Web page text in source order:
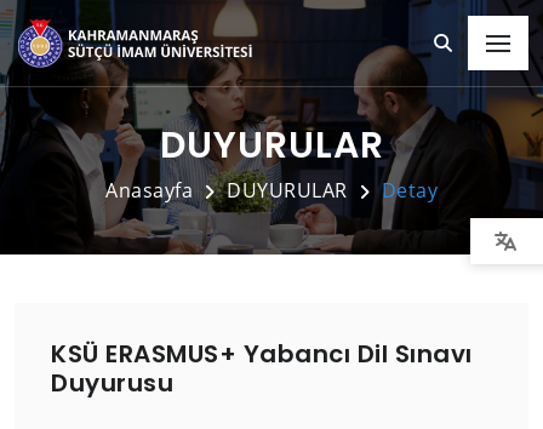
DUYURULAR
Anasayfa DUYURULAR Detay
KSÜ ERASMUS+ Yabancı Dil Sınavı
Duyurusu